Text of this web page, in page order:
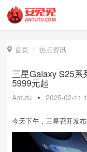
 首页 热点资讯
三星Galaxy S25
5999元起
Antutu • 2025-02-11
今天下午，三星召开发